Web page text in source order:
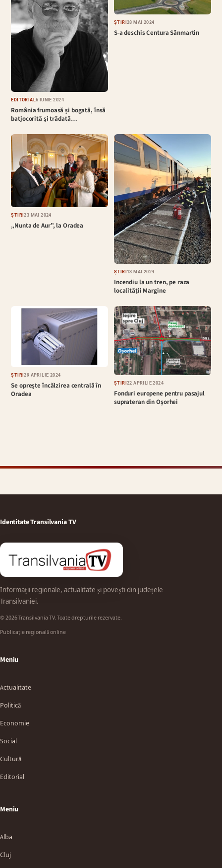
EDITORIAL6 IUNIE 2024
România frumoasă și bogată, însă
batjocorită și trădată…
ȘTIRI28 MAI 2024
S-a deschis Centura Sânmartin
ȘTIRI23 MAI 2024
„Nunta de Aur”, la Oradea
ȘTIRI13 MAI 2024
Incendiu la un tren, pe raza
localității Margine
ȘTIRI29 APRILIE 2024
Se oprește încălzirea centrală în
Oradea
ȘTIRI22 APRILIE 2024
Fonduri europene pentru pasajul
suprateran din Oșorhei
Identitate Transilvania TV
Informații regionale, actualitate și povești din județele
Transilvaniei.
© 2026 Transilvania TV. Toate drepturile rezervate.
Publicație regională online
Meniu
Actualitate
Politică
Economie
Social
Cultură
Editorial
Meniu
Alba
Cluj